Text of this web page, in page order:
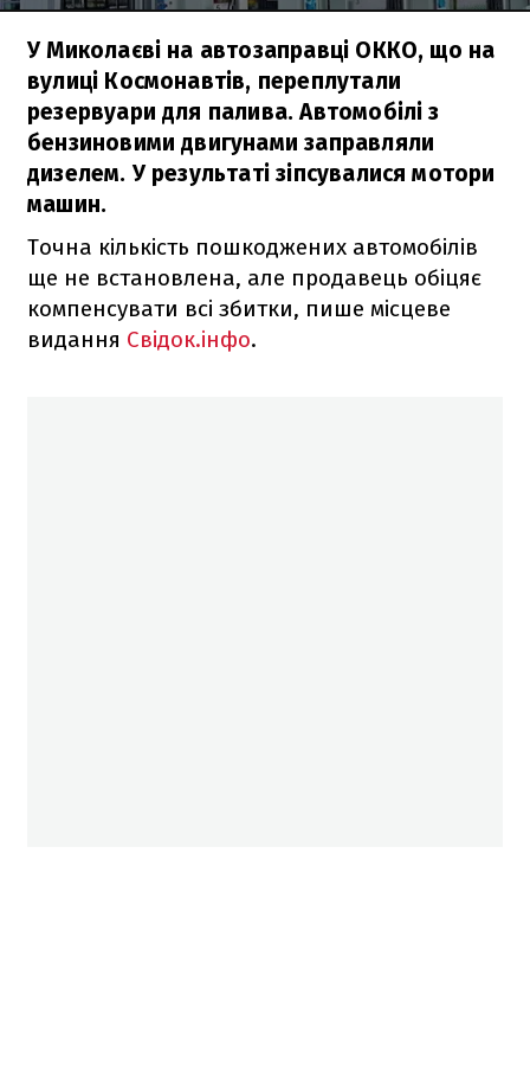
У Миколаєві на автозаправці ОККО, що на
вулиці Космонавтів, переплутали
резервуари для палива. Автомобілі з
бензиновими двигунами заправляли
дизелем. У результаті зіпсувалися мотори
машин.
Точна кількість пошкоджених автомобілів
ще не встановлена, але продавець обіцяє
компенсувати всі збитки, пише місцеве
видання Свідок.інфо.